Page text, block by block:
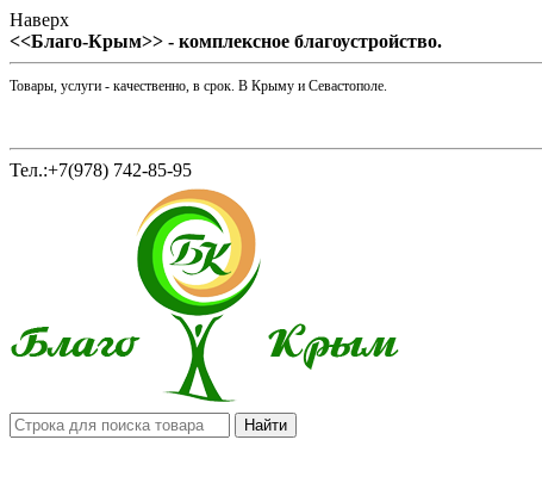
Наверх
<<Благо-Крым>> - комплексное благоустройство.
Товары, услуги - качественно, в срок. В Крыму и Севастополе.
Тел.:+7(978) 742-85-95